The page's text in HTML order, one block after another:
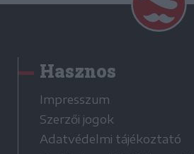
Hasznos
Impresszum
Szerzői jogok
Adatvédelmi tájékoztató